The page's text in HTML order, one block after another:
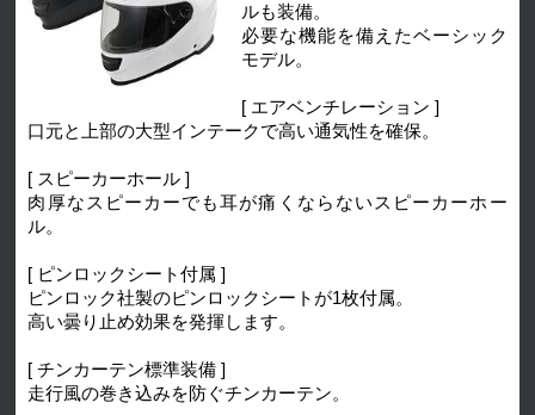
ルも装備。
必要な機能を備えたベーシック
モデル。
[ エアベンチレーション ]
口元と上部の大型インテークで高い通気性を確保。
[ スピーカーホール ]
肉厚なスピーカーでも耳が痛くならないスピーカーホー
ル。
[ ピンロックシート付属 ]
ピンロック社製のピンロックシートが1枚付属。
高い曇り止め効果を発揮します。
[ チンカーテン標準装備 ]
走行風の巻き込みを防ぐチンカーテン。